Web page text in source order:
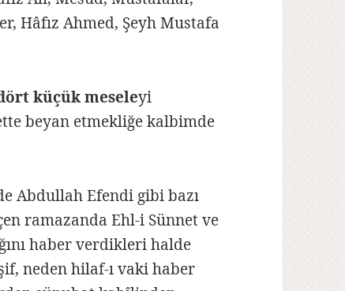
Hâfız Ahmed, Şeyh Mustafa
küçük meseleyi
beyan etmekliğe kalbimde
Abdullah Efendi gibi bazı
ramazanda Ehl-i Sünnet ve
haber verdikleri halde
neden hilaf-ı vaki haber